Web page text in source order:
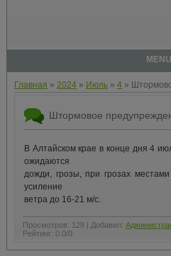
MENU
Главная » 2024 » Июль » 4»
Штормовое
В Алтайском крае в конце дня 4
ожидаются
дожди, грозы, при грозах
усиление
ветра до 16-21 м/с.
Просмотров: 128| Добавил:
Рейтинг: 0.0/0